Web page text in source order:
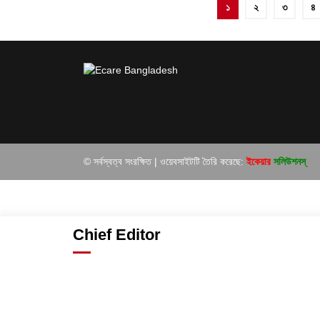
১ ২ ৩ ৪
© সর্বস্বত্ব সংরক্ষিত | ওয়েবসাইটটি তৈরি করেছে:ইকেয়ার সলিউশনস্
Chief Editor